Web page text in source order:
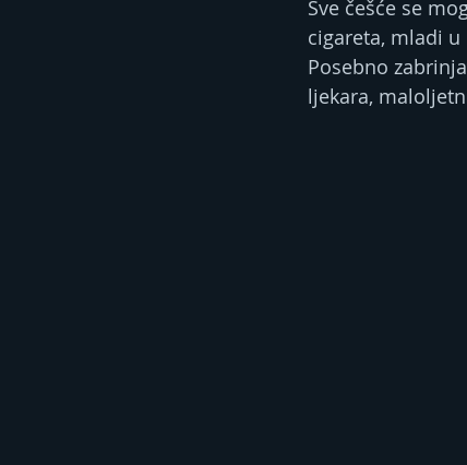
Sve češće se
cigareta, mladi
Posebno
ljekara,